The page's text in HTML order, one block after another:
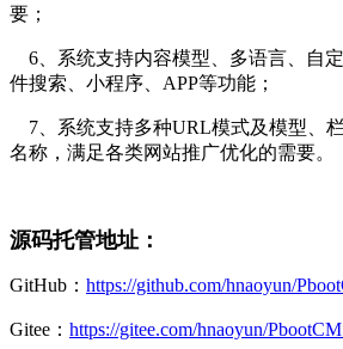
要；
6、系统支持内容模型、多语言、自
件搜索、小程序、APP等功能；
7、系统支持多种URL模式及模型、
名称，满足各类网站推广优化的需要。
源码托管地址：
GitHub： https://github.com/hnaoyun/
Gitee： https://gitee.com/hnaoyun/